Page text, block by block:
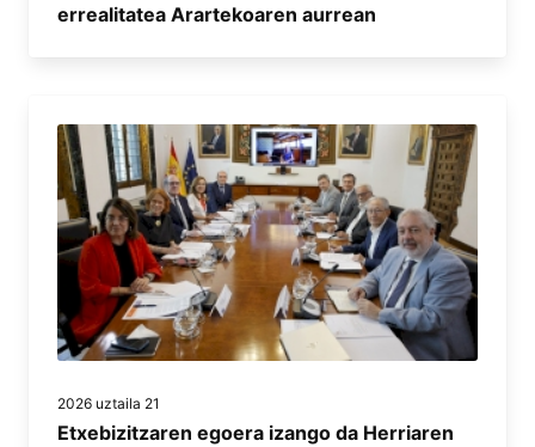
errealitatea Arartekoaren aurrean
2026 uztaila 21
Etxebizitzaren egoera izango da Herriaren